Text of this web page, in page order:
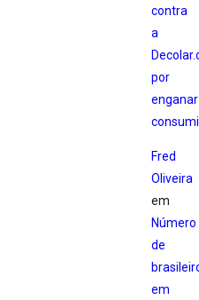
contra
a
por
enganar
Fred
Oliveira
em
Número
de
em